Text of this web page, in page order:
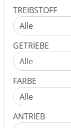
TREIBSTOFF
GETRIEBE
FARBE
ANTRIEB